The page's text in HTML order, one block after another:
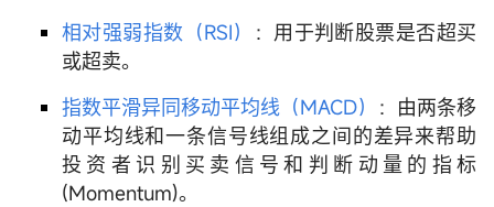
相对强弱指数（RSI）
：用于判断股票是否超买
或超卖。
指数平滑异同移动平均线（MACD）
：由两条移
动平均线和一条信号线组成之间的差异来帮助
投资者识别买卖信号和判断动量的指标
(Momentum)。